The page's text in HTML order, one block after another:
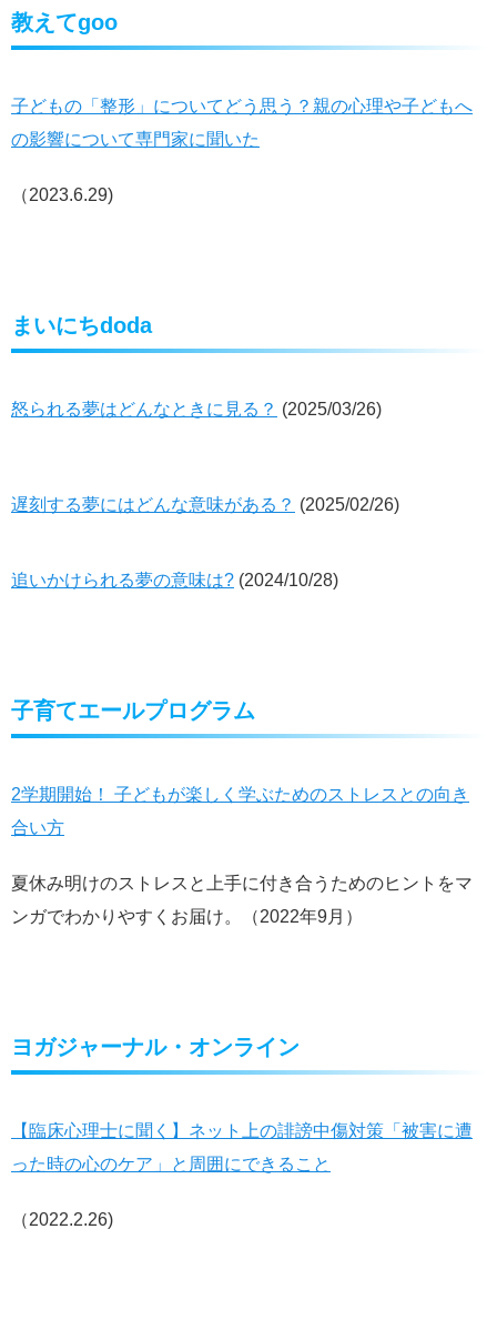
教えてgoo
子どもの「整形」についてどう思う？親の心理や子どもへ
の影響について専門家に聞いた
（2023.6.29)
まいにちdoda
怒られる夢はどんなときに見る？ (2025/03/26)
遅刻する夢にはどんな意味がある？ (2025/02/26)
追いかけられる夢の意味は? (2024/10/28)
子育てエールプログラム
2学期開始！ 子どもが楽しく学ぶためのストレスとの向き
合い方
夏休み明けのストレスと上手に付き合うためのヒントをマ
ンガでわかりやすくお届け。（2022年9月）
ヨガジャーナル・オンライン
【臨床心理士に聞く】ネット上の誹謗中傷対策「被害に遭
った時の心のケア」と周囲にできること
（2022.2.26)